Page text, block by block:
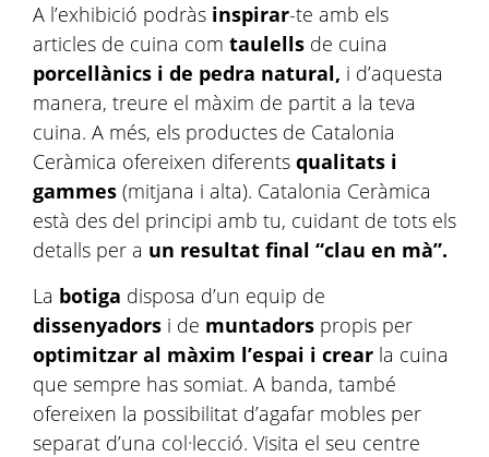
A l’exhibició podràs inspirar-te amb els
articles de cuina com taulells de cuina
porcellànics i de pedra natural, i d’aquesta
manera, treure el màxim de partit a la teva
cuina. A més, els productes de Catalonia
Ceràmica ofereixen diferents qualitats i
gammes (mitjana i alta). Catalonia Ceràmica
està des del principi amb tu, cuidant de tots els
detalls per a un resultat final “clau en mà”.
La botiga disposa d’un equip de
dissenyadors i de muntadors propis per
optimitzar al màxim l’espai i crear la cuina
que sempre has somiat. A banda, també
ofereixen la possibilitat d’agafar mobles per
separat d’una col·lecció. Visita el seu centre